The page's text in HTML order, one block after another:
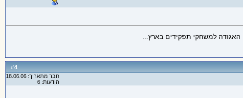
#
4
חבר מתאריך: 18.06.06
הודעות: 6